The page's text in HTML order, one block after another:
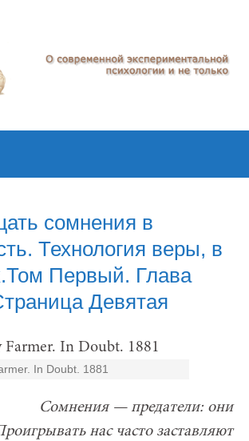
сомнения в
Технология веры, в
Первый. Глава
Девятая
In Doubt. 1881
Сомнения — предатели: они
нас часто заставляют